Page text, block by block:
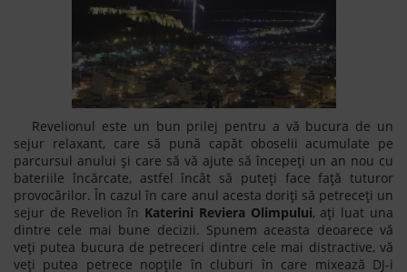
Revelionul este un bun prilej pentru a vă bucura de un
sejur relaxant, care să pună capăt oboselii acumulate pe
parcursul anului și care să vă ajute să începeți un an nou cu
bateriile încărcate, astfel încât să puteți face față tuturor
provocărilor. În cazul în care anul acesta doriți să petreceți un
sejur de Revelion în Katerini Reviera Olimpului, ați luat una
dintre cele mai bune decizii. Spunem aceasta deoarece vă
veți putea bucura de petreceri dintre cele mai distractive, vă
veți putea petrece nopțile în cluburi în care mixează DJ-i